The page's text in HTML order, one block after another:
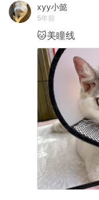
xyy小懿
5年前
🐱美瞳线